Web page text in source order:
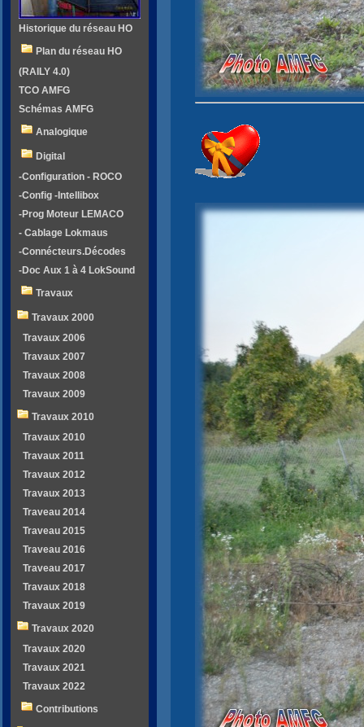
Historique du réseau HO
Plan du réseau HO
(RAILY 4.0)
TCO AMFG
Schémas AMFG
Analogique
Digital
-Configuration - ROCO
-Config -Intellibox
-Prog Moteur LEMACO
- Cablage Lokmaus
-Connécteurs.Décodes
-Doc Aux 1 à 4 LokSound
Travaux
Travaux 2000
Travaux 2006
Travaux 2007
Travaux 2008
Travaux 2009
Travaux 2010
Travaux 2010
Travaux 2011
Travaux 2012
Travaux 2013
Traveau 2014
Traveau 2015
Traveau 2016
Traveau 2017
Travaux 2018
Travaux 2019
Travaux 2020
Travaux 2020
Travaux 2021
Travaux 2022
Contributions